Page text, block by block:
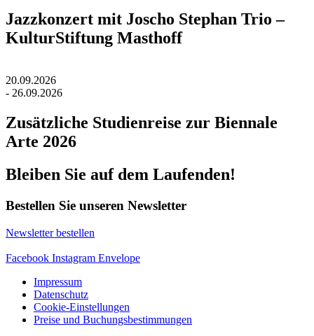
Jazzkonzert mit Joscho Stephan Trio –
KulturStiftung Masthoff
20.09.2026
- 26.09.2026
Zusätzliche Studienreise zur Biennale
Arte 2026
Bleiben Sie auf dem Laufenden!
Bestellen Sie unseren Newsletter
Newsletter bestellen
Facebook Instagram Envelope
Impressum
Datenschutz
Cookie-Einstellungen
Preise und Buchungsbestimmungen